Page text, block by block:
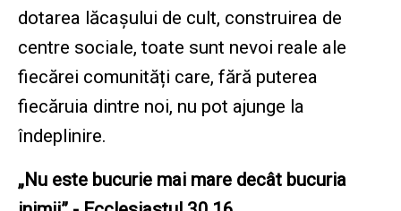
dotarea lăcașului de cult, construirea de
centre sociale, toate sunt nevoi reale ale
fiecărei comunități care, fără puterea
fiecăruia dintre noi, nu pot ajunge la
îndeplinire.
„Nu este bucurie mai mare decât bucuria